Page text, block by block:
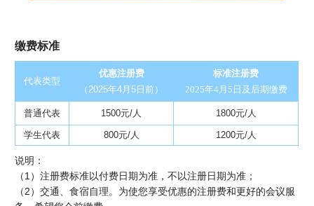
缴费标准
代表类型
优惠注册费
（2025年4月5日前）
标准注册费
2025年4月5日及后期缴费
普通代表 1500元/人 1800元/人
学生代表 800元/人 1200元/人
说明：
（1）注册费标准以付费日期为准，不以注册日期为准；
（2）交通、食宿自理。为使您享受优惠的注册费和更好的会议服